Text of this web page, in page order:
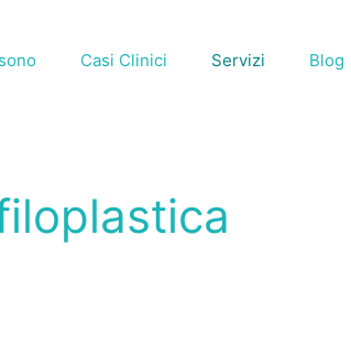
Casi Clinici Servizi Blog